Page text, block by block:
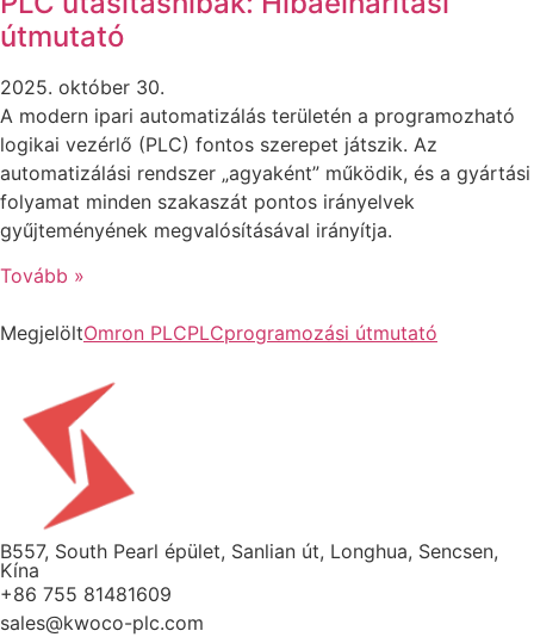
útmutató
2025. október 30.
A modern ipari automatizálás területén a programozható
logikai vezérlő (PLC) fontos szerepet játszik. Az
automatizálási rendszer „agyaként” működik, és a gyártási
folyamat minden szakaszát pontos irányelvek
gyűjteményének megvalósításával irányítja.
Tovább »
MegjelöltOmron PLCPLCprogramozási útmutató
B557, South Pearl épület, Sanlian út, Longhua, Sencsen,
Kína
+86 755 81481609
sales@kwoco-plc.com